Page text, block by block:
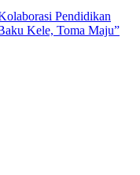
Pendidikan
Kele, Toma Maju”